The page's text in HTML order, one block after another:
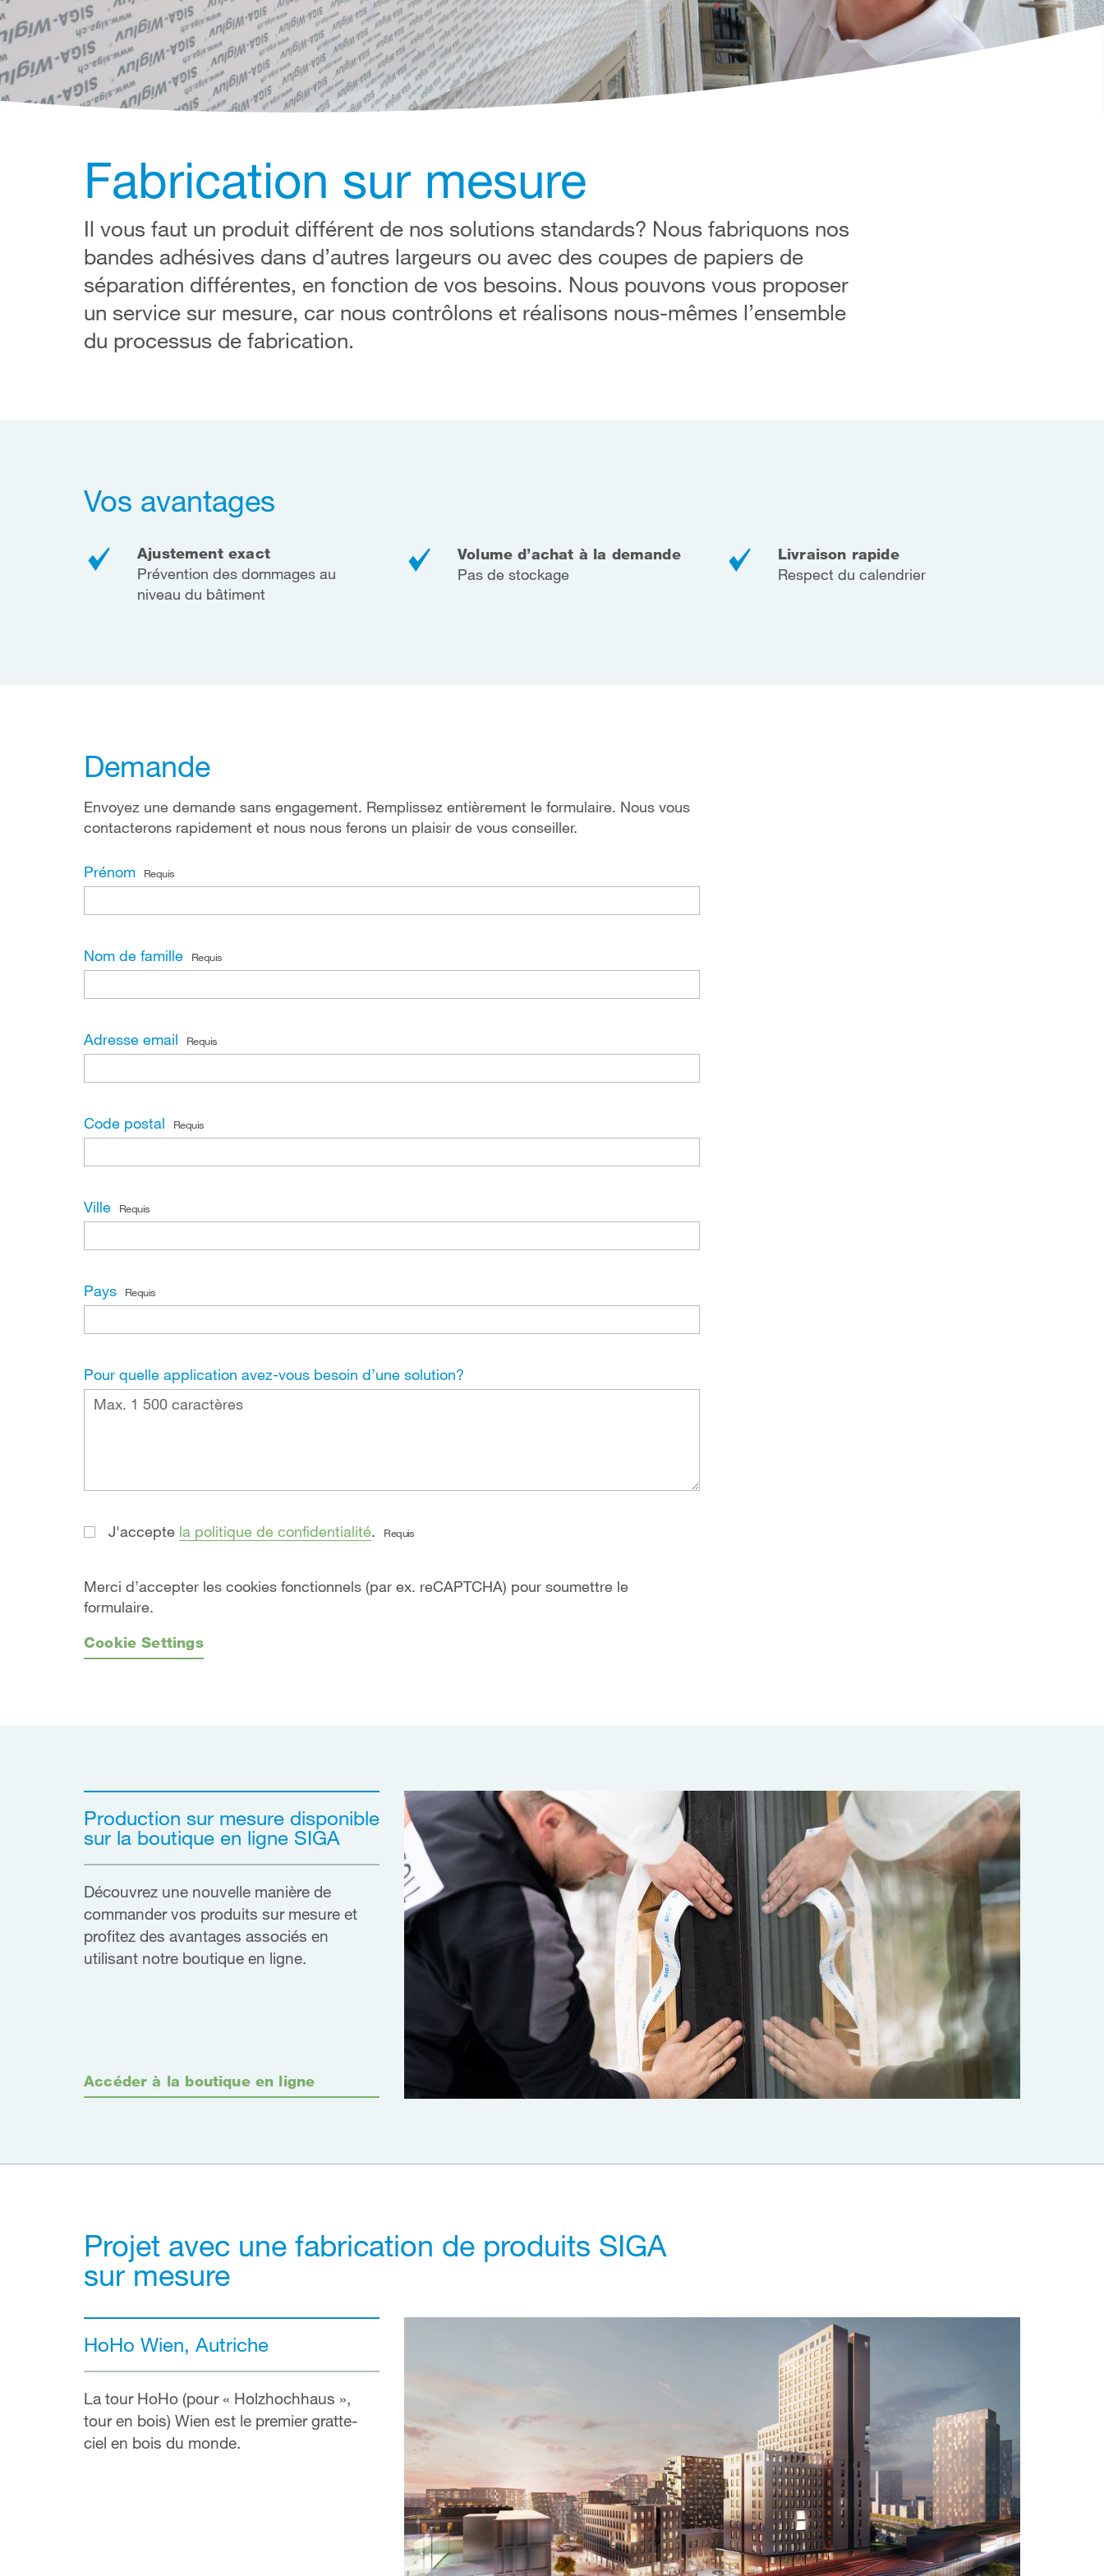
Fabrication sur mesure
Il vous faut un produit différent de nos solutions standards? Nous fabriquons nos
bandes adhésives dans d’autres largeurs ou avec des coupes de papiers de
séparation différentes, en fonction de vos besoins. Nous pouvons vous proposer
un service sur mesure, car nous contrôlons et réalisons nous-mêmes l’ensemble
du processus de fabrication.
Vos avantages
Ajustement exact
Prévention des dommages au
niveau du bâtiment
Volume d’achat à la demande
Pas de stockage
Livraison rapide
Respect du calendrier
Demande
Envoyez une demande sans engagement. Remplissez entièrement le formulaire. Nous vous
contacterons rapidement et nous nous ferons un plaisir de vous conseiller.
Prénom Requis
Nom de famille Requis
Adresse email Requis
Code postal Requis
Ville Requis
Pays Requis
Pour quelle application avez-vous besoin d’une solution?
J'accepte la politique de confidentialité. Requis
Merci d’accepter les cookies fonctionnels (par ex. reCAPTCHA) pour soumettre le
formulaire.
Cookie Settings
Production sur mesure disponible
sur la boutique en ligne SIGA
Découvrez une nouvelle manière de
commander vos produits sur mesure et
profitez des avantages associés en
utilisant notre boutique en ligne.
Accéder à la boutique en ligne
Projet avec une fabrication de produits SIGA
sur mesure
HoHo Wien, Autriche
La tour HoHo (pour « Holzhochhaus »,
tour en bois) Wien est le premier gratte-
ciel en bois du monde.